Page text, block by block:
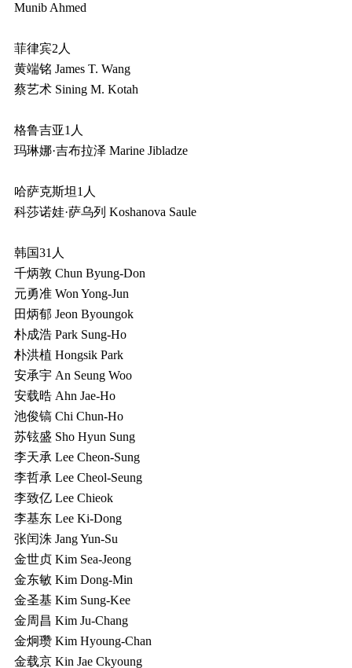
Munib Ahmed
菲律宾2人
黄端铭 James T. Wang
蔡艺术 Sining M. Kotah
格鲁吉亚1人
玛琳娜·吉布拉泽 Marine Jibladze
哈萨克斯坦1人
科莎诺娃·萨乌列 Koshanova Saule
韩国31人
千炳敦 Chun Byung-Don
元勇准 Won Yong-Jun
田炳郁 Jeon Byoungok
朴成浩 Park Sung-Ho
朴洪植 Hongsik Park
安承宇 An Seung Woo
安载晧 Ahn Jae-Ho
池俊镐 Chi Chun-Ho
苏铉盛 Sho Hyun Sung
李天承 Lee Cheon-Sung
李哲承 Lee Cheol-Seung
李致亿 Lee Chieok
李基东 Lee Ki-Dong
张闰洙 Jang Yun-Su
金世贞 Kim Sea-Jeong
金东敏 Kim Dong-Min
金圣基 Kim Sung-Kee
金周昌 Kim Ju-Chang
金炯瓒 Kim Hyoung-Chan
金载京 Kin Jae Ckyoung